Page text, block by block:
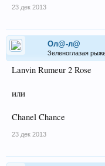
23 дек 2013
Ол@-л@
Зеленоглазая
Lanvin Rumeur 2 Rose
или
Chanel Chance
23 дек 2013